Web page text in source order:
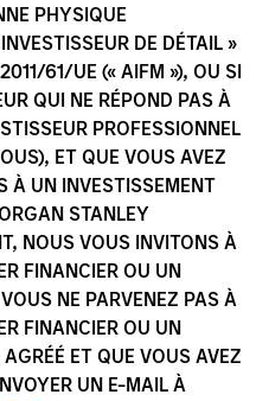
PHYSIQUE
DE DÉTAIL »
61/UE (« AIFM »), OU SI
QUI NE RÉPOND PAS À
PROFESSIONNEL
ET QUE VOUS AVEZ
À UN INVESTISSEMENT
STANLEY
NOUS VOUS INVITONS À
FINANCIER OU UN
NE PARVENEZ PAS À
FINANCIER OU UN
ET QUE VOUS AVEZ
UN E-MAIL À
à des fins de distribution. Des
sont fournies pour permette
de la MiFID en matière de
leurs obligations
spécifique de Morgan Stanley
ne sont pas